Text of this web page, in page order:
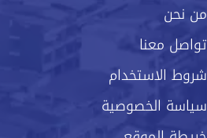
من نحن
تواصل معنا
شروط الاستخدام
سياسة الخصوصية